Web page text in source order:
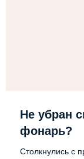
Не убран
фонарь?
Столкнулись с